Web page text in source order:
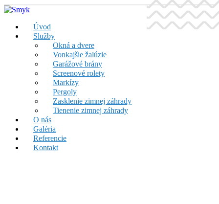
Úvod
Služby
Okná a dvere
Vonkajšie žalúzie
Garážové brány
Screenové rolety
Markízy
Pergoly
Zasklenie zimnej záhrady
Tienenie zimnej záhrady
O nás
Galéria
Referencie
Kontakt